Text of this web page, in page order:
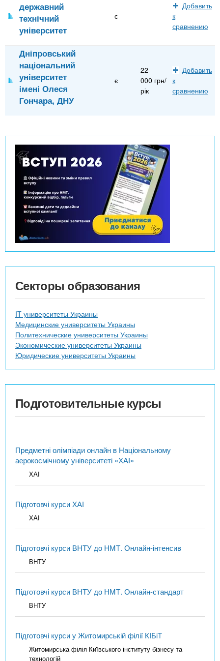
державний
технічний
університет
є
Добавить
к
сравнению
Дніпровський
національний
університет
імені Олеся
Гончара, ДНУ
є
22
000 грн/
рік
Добавить
к
сравнению
Секторы образования
IT университеты Украины
Медицинские университеты Украины
Политехнические университеты Украины
Экономические университеты Украины
Юридические университеты Украины
Подготовительные курсы
Предметні олімпіади онлайн в Національному
аерокосмічному університеті «ХАІ»
ХАІ
Підготовчі курси ХАІ
ХАІ
Підготовчі курси ВНТУ до НМТ. Онлайн-інтенсив
ВНТУ
Підготовчі курси ВНТУ до НМТ. Онлайн-стандарт
ВНТУ
Підготовчі курси у Житомирській філії КІБіТ
Житомирська філія Київського інституту бізнесу та
технологій